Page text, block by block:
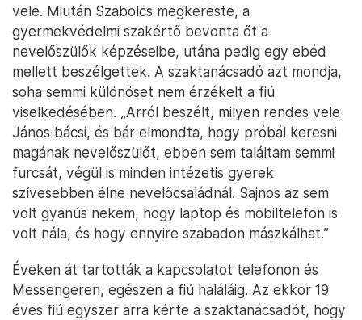
vele. Miután Szabolcs megkereste, a
gyermekvédelmi szakértő bevonta őt a
nevelőszülők képzéseibe, utána pedig egy ebéd
mellett beszélgettek. A szaktanácsadó azt mondja,
soha semmi különöset nem érzékelt a fiú
viselkedésében. „Arról beszélt, milyen rendes vele
János bácsi, és bár elmondta, hogy próbál keresni
magának nevelőszülőt, ebben sem találtam semmi
furcsát, végül is minden intézetis gyerek
szívesebben élne nevelőcsaládnál. Sajnos az sem
volt gyanús nekem, hogy laptop és mobiltelefon is
volt nála, és hogy ennyire szabadon mászkálhat.”
Éveken át tartották a kapcsolatot telefonon és
Messengeren, egészen a fiú haláláig. Az ekkor 19
éves fiú egyszer arra kérte a szaktanácsadót, hogy